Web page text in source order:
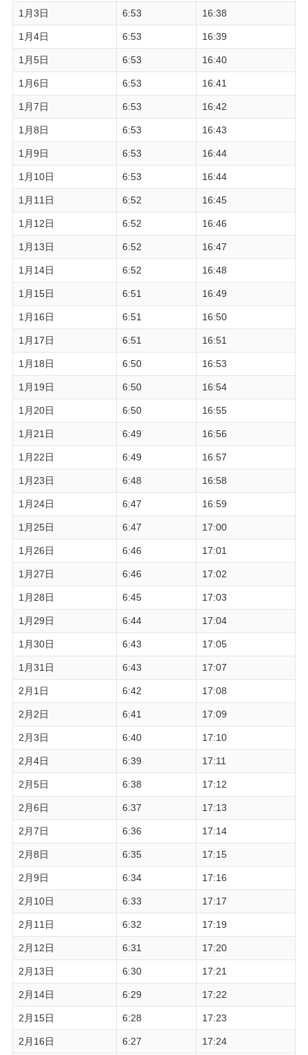
1月3日 6:53 16:38
1月4日 6:53 16:39
1月5日 6:53 16:40
1月6日 6:53 16:41
1月7日 6:53 16:42
1月8日 6:53 16:43
1月9日 6:53 16:44
1月10日 6:53 16:44
1月11日 6:52 16:45
1月12日 6:52 16:46
1月13日 6:52 16:47
1月14日 6:52 16:48
1月15日 6:51 16:49
1月16日 6:51 16:50
1月17日 6:51 16:51
1月18日 6:50 16:53
1月19日 6:50 16:54
1月20日 6:50 16:55
1月21日 6:49 16:56
1月22日 6:49 16:57
1月23日 6:48 16:58
1月24日 6:47 16:59
1月25日 6:47 17:00
1月26日 6:46 17:01
1月27日 6:46 17:02
1月28日 6:45 17:03
1月29日 6:44 17:04
1月30日 6:43 17:05
1月31日 6:43 17:07
2月1日 6:42 17:08
2月2日 6:41 17:09
2月3日 6:40 17:10
2月4日 6:39 17:11
2月5日 6:38 17:12
2月6日 6:37 17:13
2月7日 6:36 17:14
2月8日 6:35 17:15
2月9日 6:34 17:16
2月10日 6:33 17:17
2月11日 6:32 17:19
2月12日 6:31 17:20
2月13日 6:30 17:21
2月14日 6:29 17:22
2月15日 6:28 17:23
2月16日 6:27 17:24